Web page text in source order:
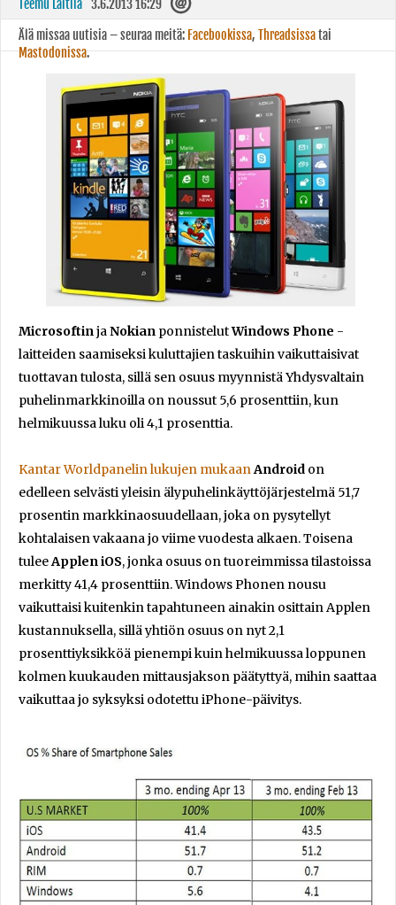
Teemu Laitila 3.6.2013 16:29
Älä missaa uutisia – seuraa meitä: Facebookissa, Threadsissatai
Mastodonissa.
MicrosoftinjaNokian ponnistelutWindows Phone -
laitteiden saamiseksi kuluttajien taskuihin vaikuttaisivat
tuottavan tulosta, sillä sen osuus myynnistä Yhdysvaltain
puhelinmarkkinoilla on noussut 5,6 prosenttiin, kun
helmikuussa luku oli 4,1 prosenttia.
Kantar Worldpanelin lukujen mukaanAndroid on
edelleen selvästi yleisin älypuhelinkäyttöjärjestelmä 51,7
prosentin markkinaosuudellaan, joka on pysytellyt
kohtalaisen vakaana jo viime vuodesta alkaen. Toisena
tuleeApplen iOS, jonka osuus on tuoreimmissa tilastoissa
merkitty 41,4 prosenttiin. Windows Phonen nousu
vaikuttaisi kuitenkin tapahtuneen ainakin osittain Applen
kustannuksella, sillä yhtiön osuus on nyt 2,1
prosenttiyksikköä pienempi kuin helmikuussa loppunen
kolmen kuukauden mittausjakson päätyttyä, mihin saattaa
vaikuttaa jo syksyksi odotettu iPhone-päivitys.